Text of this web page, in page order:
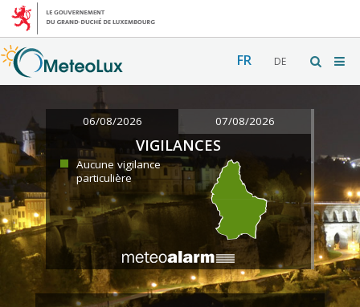
FR DE
06/08/2026 07/08/2026
VIGILANCES
Aucune vigilance
particulière